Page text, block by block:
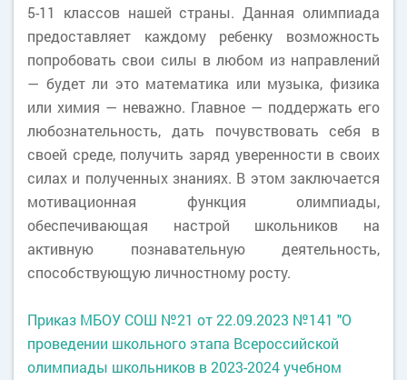
5-11 классов нашей страны. Данная олимпиада
предоставляет каждому ребенку возможность
попробовать свои силы в любом из направлений
— будет ли это математика или музыка, физика
или химия — неважно. Главное — поддержать его
любознательность, дать почувствовать себя в
своей среде, получить заряд уверенности в своих
силах и полученных знаниях. В этом заключается
мотивационная функция олимпиады,
обеспечивающая настрой школьников на
активную познавательную деятельность,
способствующую личностному росту.
Приказ МБОУ СОШ №21 от 22.09.2023 №141 "О
проведении школьного этапа Всероссийской
олимпиады школьников в 2023-2024 учебном